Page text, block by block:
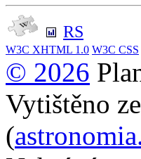
RS
W3C XHTML 1.0 W3C CSS
© 2026
Vytištěno
(